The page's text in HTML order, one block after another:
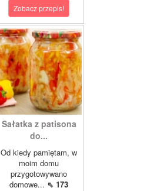
Zobacz przepis!
Sałatka z patisona
do...
Od kiedy pamiętam, w
moim domu
przygotowywano
domowe... ⇖ 173